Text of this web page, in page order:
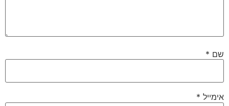
שם *
אימייל *